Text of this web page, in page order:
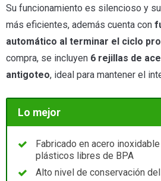
Su funcionamiento es silencioso y
más eficientes, además cuenta con
automático al terminar el ciclo
compra, se incluyen 6 rejillas de
antigoteo, ideal para mantener el
Lo mejor
Fabricado en acero
plásticos libres de BPA
Alto nivel de conservación